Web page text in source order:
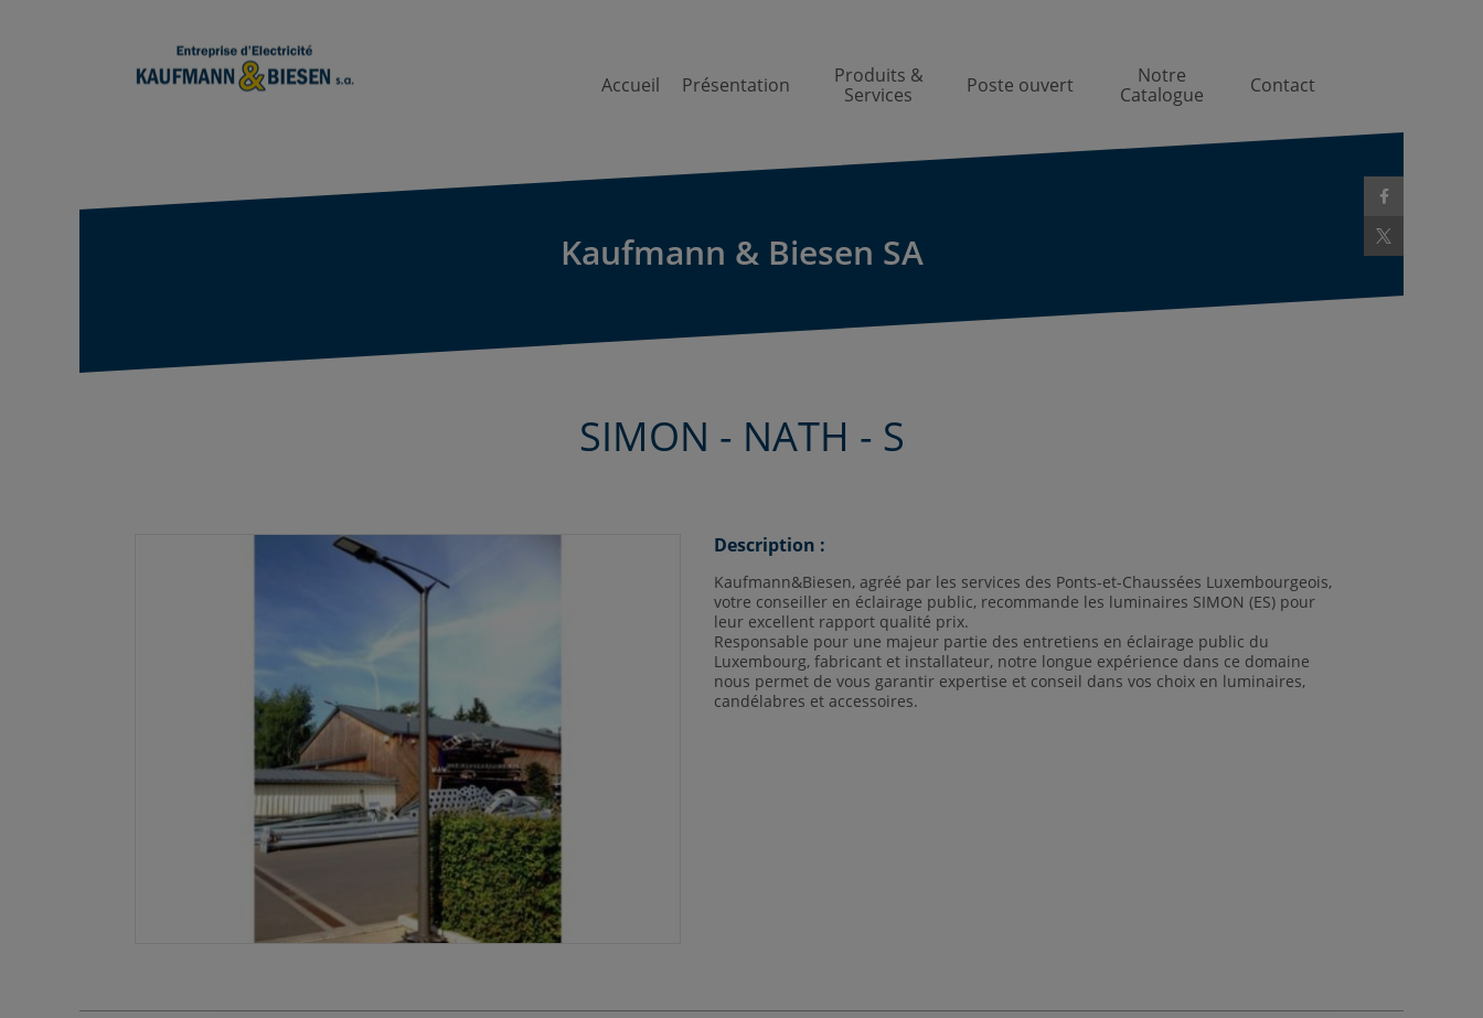
Accueil Présentation
Produits &
Services
Poste ouvert
Notre
Catalogue
Contact
Kaufmann & Biesen SA
SIMON - NATH - S
Description :
Kaufmann&Biesen, agréé par les services des Ponts-et-Chaussées Luxembourgeois,
votre conseiller en éclairage public, recommande les luminaires SIMON (ES) pour
leur excellent rapport qualité prix.
Responsable pour une majeur partie des entretiens en éclairage public du
Luxembourg, fabricant et installateur, notre longue expérience dans ce domaine
nous permet de vous garantir expertise et conseil dans vos choix en luminaires,
candélabres et accessoires.